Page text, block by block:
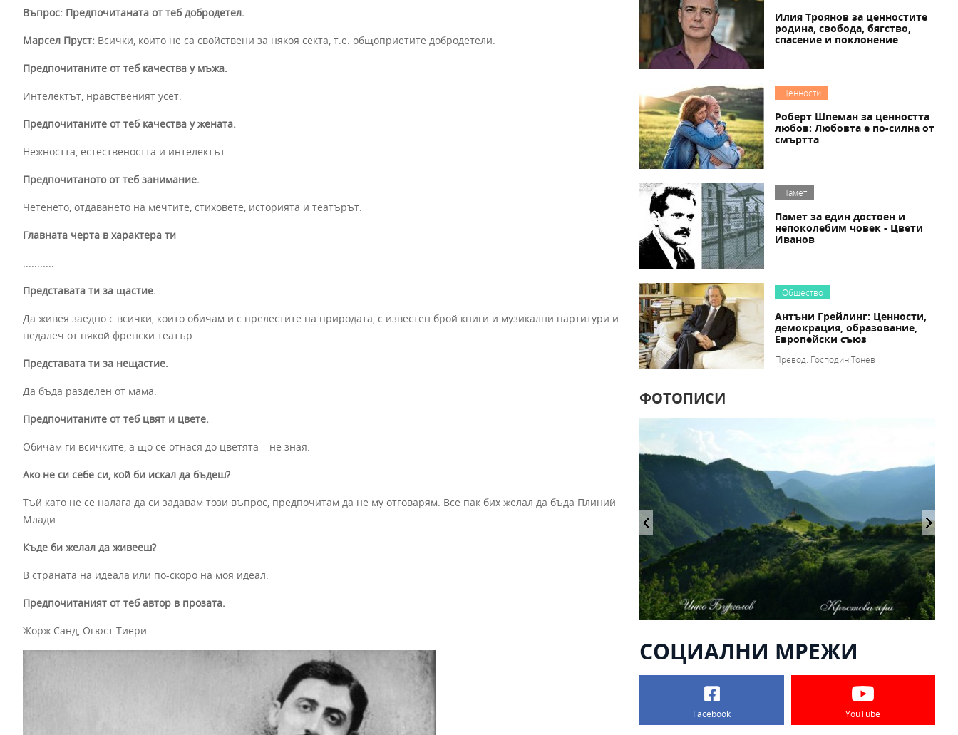
Въпрос: Предпочитаната от теб добродетел.
Марсел Пруст: Всички, които не са свойствени за някоя секта, т.е. общоприетите добродетели.
Предпочитаните от теб качества у мъжа.
Интелектът, нравственият усет.
Предпочитаните от теб качества у жената.
Нежността, естествеността и интелектът.
Предпочитаното от теб занимание.
Четенето, отдаването на мечтите, стиховете, историята и театърът.
Главната черта в характера ти
Представата ти за щастие.
Да живея заедно с всички, които обичам и с прелестите на природата, с известен брой книги и музикални партитури и
недалеч от някой френски театър.
Представата ти за нещастие.
Да бъда разделен от мама.
Предпочитаните от теб цвят и цвете.
Обичам ги всичките, а що се отнася до цветята – не зная.
Ако не си себе си, кой би искал да бъдеш?
Тъй като не се налага да си задавам този въпрос, предпочитам да не му отговарям. Все пак бих желал да бъда Плиний
Млади.
Къде би желал да живееш?
В страната на идеала или по-скоро на моя идеал.
Предпочитаният от теб автор в прозата.
Жорж Санд, Огюст Тиери.
Илия Троянов за ценностите
родина, свобода, бягство,
спасение и поклонение
Ценности
Роберт Шпеман за ценността
любов: Любовта е по-силна от
смъртта
Памет
Памет за един достоен и
непоколебим човек - Цвети
Иванов
Общество
Антъни Грейлинг: Ценности,
демокрация, образование,
Европейски съюз
Превод: Господин Тонев
ФОТОПИСИ
СОЦИАЛНИ МРЕЖИ
Facebook YouTube